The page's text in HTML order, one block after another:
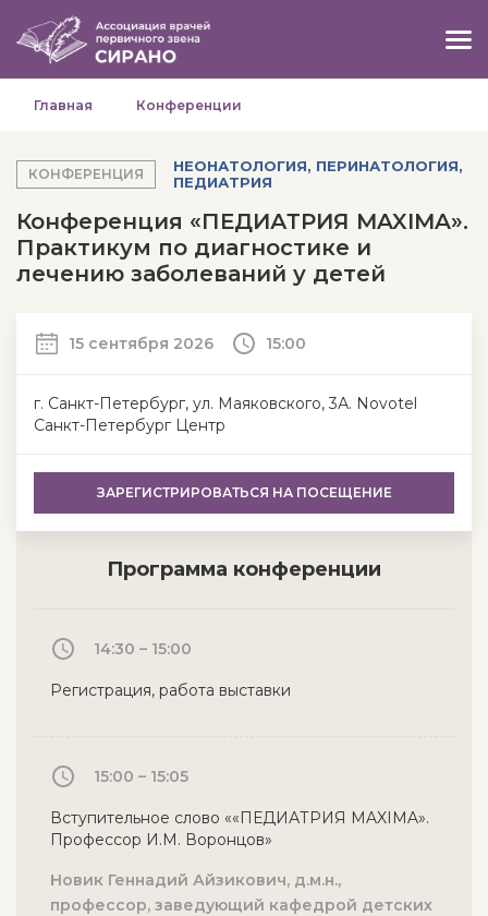
Главная Конференции
КОНФЕРЕНЦИЯ
НЕОНАТОЛОГИЯ, ПЕРИНАТОЛОГИЯ,
ПЕДИАТРИЯ
Конференция «ПЕДИАТРИЯ MAXIMA».
Практикум по диагностике и
лечению заболеваний у детей
15 сентября 2026 15:00
г. Санкт-Петербург, ул. Маяковского, 3А. Novotel
Санкт-Петербург Центр
ЗАРЕГИСТРИРОВАТЬСЯ НА ПОСЕЩЕНИЕ
Программа конференции
14:30 – 15:00
Регистрация, работа выставки
15:00 – 15:05
Вступительное слово ««ПЕДИАТРИЯ MAXIMA».
Профессор И.М. Воронцов»
Новик Геннадий Айзикович, д.м.н.,
профессор, заведующий кафедрой детских